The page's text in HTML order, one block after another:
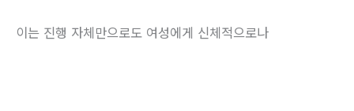
이는 진행 자체만으로도 여성에게 신체적으로나